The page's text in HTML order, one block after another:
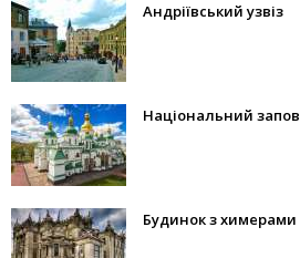
Андріївський узвіз
Національний
Будинок з химерами